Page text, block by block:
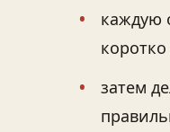
каждую
затем